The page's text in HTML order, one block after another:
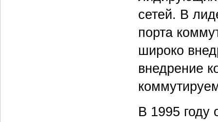
сетей. В
порта
широко
внедрение
В 1995 году